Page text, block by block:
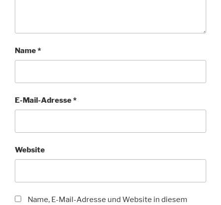
Name*
E-Mail-Adresse*
Website
Name, E-Mail-Adresse und Website in diesem